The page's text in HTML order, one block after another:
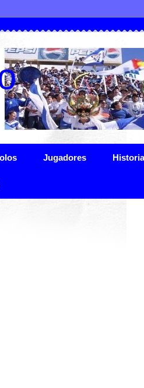
Jugadores Historia